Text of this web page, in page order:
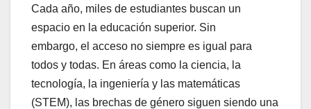
Cada año, miles de estudiantes buscan un
espacio en la educación superior. Sin
embargo, el acceso no siempre es igual para
todos y todas. En áreas como la ciencia, la
tecnología, la ingeniería y las matemáticas
(STEM), las brechas de género siguen siendo una